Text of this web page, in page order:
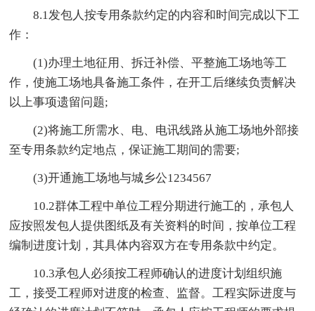
8.1发包人按专用条款约定的内容和时间完成以下工
作：
(1)办理土地征用、拆迁补偿、平整施工场地等工
作，使施工场地具备施工条件，在开工后继续负责解决
以上事项遗留问题;
(2)将施工所需水、电、电讯线路从施工场地外部接
至专用条款约定地点，保证施工期间的需要;
(3)开通施工场地与城乡公1234567
10.2群体工程中单位工程分期进行施工的，承包人
应按照发包人提供图纸及有关资料的时间，按单位工程
编制进度计划，其具体内容双方在专用条款中约定。
10.3承包人必须按工程师确认的进度计划组织施
工，接受工程师对进度的检查、监督。工程实际进度与